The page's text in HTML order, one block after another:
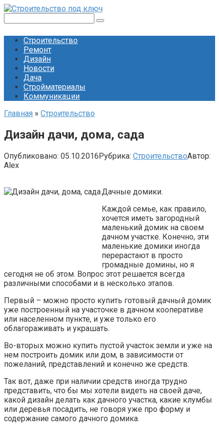
Перейти
контенту
Строительство
Ремонт
Дизайн
Новости
Дача
Стройматериалы
Коммуникации
Главная » Строительство
Дизайн дачи, дома, сада
Опубликовано: 05.10.2016Рубрика: СтроительствоАвтор:
Alex
Дачные домики.
Каждой семье, как правило,
хочется иметь загородный
маленький домик на своем
дачном участке. Конечно, эти
маленькие домики иногда
перерастают в просто
громадные домины, но я
сегодня не об этом. Вопрос этот решается всегда
различными способами и в несколько этапов.
Первый – можно просто купить готовый дачный домик
уже построенный на участочке в дачном кооперативе
или населенном пункте, и уже только его
облагораживать и украшать.
Во-вторых можно купить пустой участок земли и уже на
нем построить домик или дом, в зависимости от
пожеланий, представлений и конечно же средств.
Так вот, даже при наличии средств иногда трудно
представить, что бы мы хотели видеть на своей даче,
какой дизайн делать как дачного участка, какие клумбы
или деревья посадить, не говоря уже про форму и
содержание самого дачного домика.